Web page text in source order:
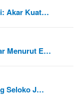
Akar Kuat…
Menurut E…
Seloko J…